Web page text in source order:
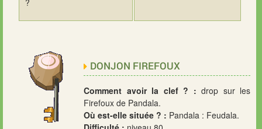
DONJON FIREFOUX
Comment avoir la clef ? : drop sur les
Firefoux de Pandala.
Où est-elle située ? : Pandala : Feudala.